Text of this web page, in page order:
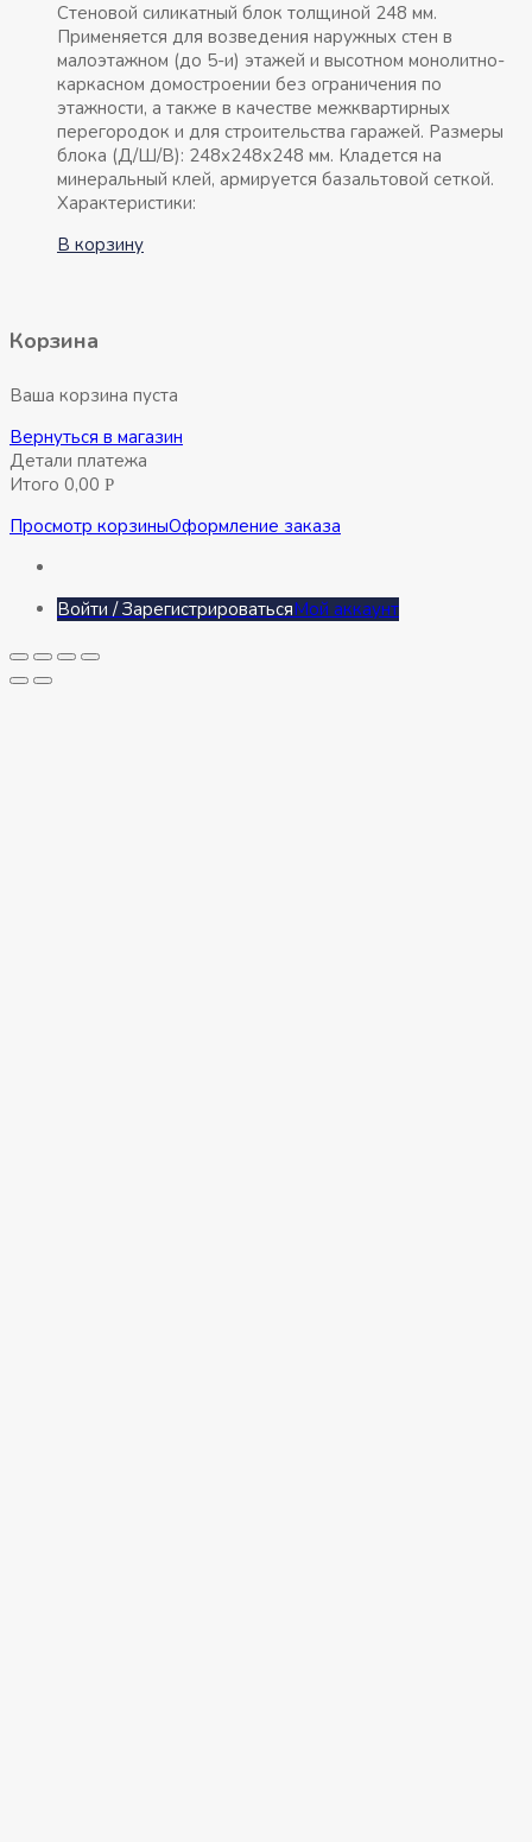
Стеновой силикатный блок толщиной 248 мм.
Применяется для возведения наружных стен в
малоэтажном (до 5-и) этажей и высотном монолитно-
каркасном домостроении без ограничения по
этажности, а также в качестве межквартирных
перегородок и для строительства гаражей. Размеры
блока (Д/Ш/В): 248х248х248 мм. Кладется на
минеральный клей, армируется базальтовой сеткой.
Характеристики:
В корзину
Корзина
Ваша корзина пуста
Вернуться в магазин
Детали платежа
Итого 0,00 Р
Просмотр корзиныОформление заказа
Войти / ЗарегистрироватьсяМой аккаунт